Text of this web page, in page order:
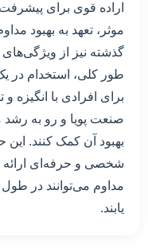
اراده قوی برای
موثر، تعهد به بهبود
گذشته نیز از
طور کلی، استخدام در
برای افرادی با انگیزه
صنعت پویا و رو به رشد
بهبود آن کمک کنند.
شخصی و حرفه‌ای ارائه
مداوم می‌توانند در
یابند.